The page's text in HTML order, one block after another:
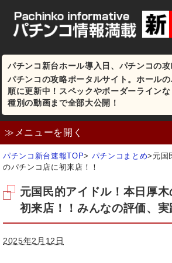
パチンコ新台ホール導入日、パチンコの
パチンコの攻略ポータルサイト。ホール
順に更新中！スペックやボーダーライン
種別の動画まで全部大公開！
≫メニューを開く
パチンコ新台速報TOP> パチンコまとめ> 元国
のパチンコ店に初来店！！
元国民的アイドル！本日厚
初来店！！みんなの評価、
2025年2月12日